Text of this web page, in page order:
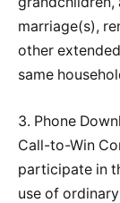
marriage(s),
other
same
3. Phone
Call-to-Win
participate in
use of